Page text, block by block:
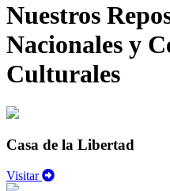
Nuestros
Nacionales y
Culturales
Casa de la Libertad
Visitar